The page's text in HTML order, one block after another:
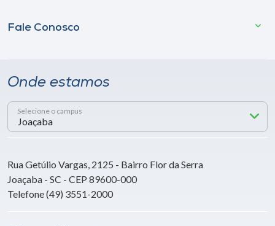
Fale Conosco
Onde estamos
Selecione o campus
Rua Getúlio Vargas, 2125 - Bairro Flor da Serra
Joaçaba - SC - CEP 89600-000
Telefone (49) 3551-2000